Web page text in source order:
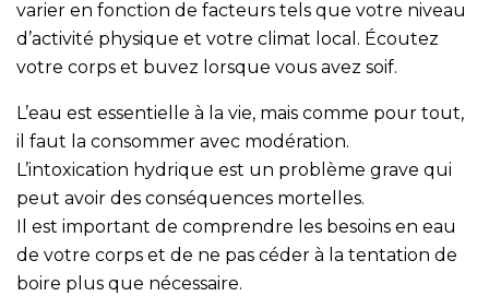
varier en fonction de facteurs tels que votre niveau
d’activité physique et votre climat local. Écoutez
votre corps et buvez lorsque vous avez soif.
L’eau est essentielle à la vie, mais comme pour tout,
il faut la consommer avec modération.
L’intoxication hydrique est un problème grave qui
peut avoir des conséquences mortelles.
Il est important de comprendre les besoins en eau
de votre corps et de ne pas céder à la tentation de
boire plus que nécessaire.